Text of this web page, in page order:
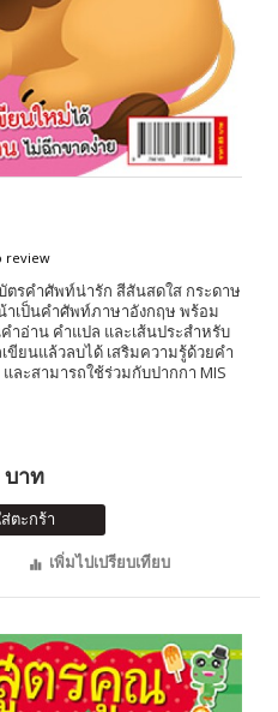
review
ตรคำศัพท์น่ารัก สีสันสดใส กระดาษ
เป็นคำศัพท์ภาษาอังกฤษ พร้อม
ำอ่าน คำแปล และเส้นประสำหรับ
ขียนแล้วลบได้ เสริมความรู้ด้วยคำ
ะสามารถใช้ร่วมกับปากกา MIS
บาท
ตะกร้า
เพิ่มไปเปรียบเทียบ